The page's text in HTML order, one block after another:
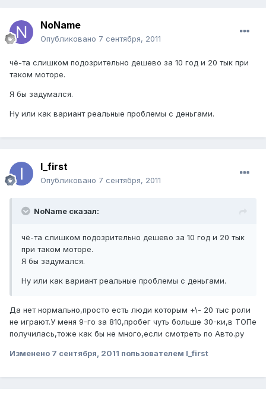
NoName
Опубликовано 7 сентября, 2011
чё-та слишком подозрительно дешево за 10 год и 20 тык при
таком моторе.
Я бы задумался.
Ну или как вариант реальные проблемы с деньгами.
I_first
Опубликовано 7 сентября, 2011
NoName сказал:
чё-та слишком подозрительно дешево за 10 год и 20 тык
при таком моторе.
Я бы задумался.
Ну или как вариант реальные проблемы с деньгами.
Да нет нормально,просто есть люди которым +\- 20 тыс роли
не играют.У меня 9-го за 810,пробег чуть больше 30-ки,в ТОПе
получилась,тоже как бы не много,если смотреть по Авто.ру
Изменено 7 сентября, 2011 пользователем I_first